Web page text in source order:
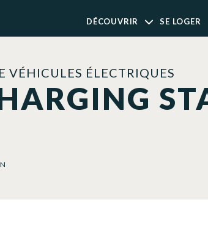
DÉCOUVRIR SE LOGER
VÉHICULES ÉLECTRIQUES